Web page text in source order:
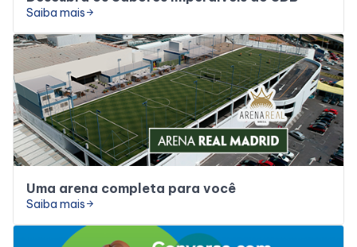
Saiba mais arrow_forward
Uma arena completa para você
Saiba mais arrow_forward